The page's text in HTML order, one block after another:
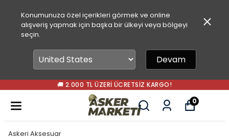
Konumunuza özel içerikleri görmek ve online
alışveriş yapmak için başka bir ülkeyi veya bölgeyi
seçin.
Devam
🚚 2.000 TL ÜZERI ÜCRETSIZ KARGO!
0
Askeri Aksesuar